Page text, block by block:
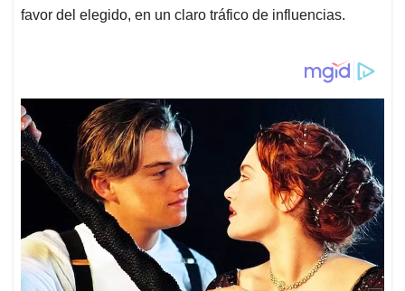
favor del elegido, en un claro tráfico de influencias.